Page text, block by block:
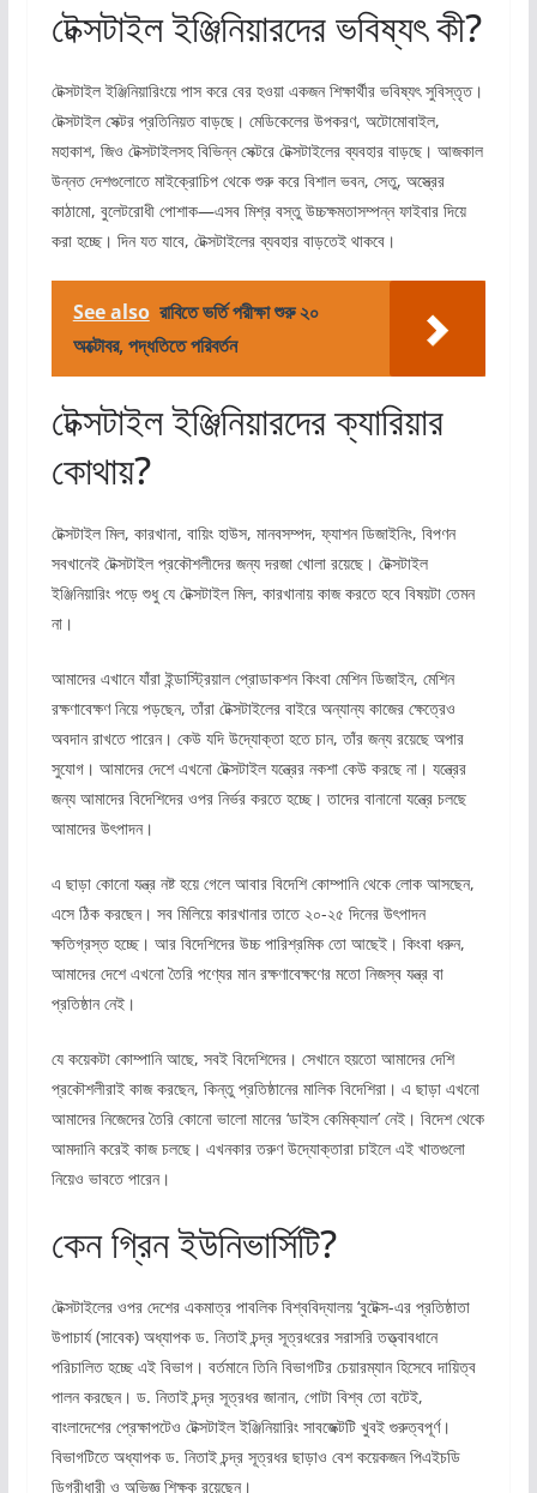
টেক্সটাইল ইঞ্জিনিয়ারদের ভবিষ্যৎ কী?
টেক্সটাইল ইঞ্জিনিয়ারিংয়ে পাস করে বের হওয়া একজন শিক্ষার্থীর ভবিষ্যৎ সুবিস্তৃত।
টেক্সটাইল সেক্টর প্রতিনিয়ত বাড়ছে। মেডিকেলের উপকরণ, অটোমোবাইল,
মহাকাশ, জিও টেক্সটাইলসহ বিভিন্ন সেক্টরে টেক্সটাইলের ব্যবহার বাড়ছে। আজকাল
উন্নত দেশগুলোতে মাইক্রোচিপ থেকে শুরু করে বিশাল ভবন, সেতু, অস্ত্রের
কাঠামো, বুলেটরোধী পোশাক—এসব মিশ্র বস্তু উচ্চক্ষমতাসম্পন্ন ফাইবার দিয়ে
করা হচ্ছে। দিন যত যাবে, টেক্সটাইলের ব্যবহার বাড়তেই থাকবে।
See also রাবিতে ভর্তি পরীক্ষা শুরু ২০
অক্টোবর, পদ্ধতিতে পরিবর্তন
টেক্সটাইল ইঞ্জিনিয়ারদের ক্যারিয়ার
কোথায়?
টেক্সটাইল মিল, কারখানা, বায়িং হাউস, মানবসম্পদ, ফ্যাশন ডিজাইনিং, বিপণন
সবখানেই টেক্সটাইল প্রকৌশলীদের জন্য দরজা খোলা রয়েছে। টেক্সটাইল
ইঞ্জিনিয়ারিং পড়ে শুধু যে টেক্সটাইল মিল, কারখানায় কাজ করতে হবে বিষয়টা তেমন
না।
আমাদের এখানে যাঁরা ইন্ডাস্ট্রিয়াল প্রোডাকশন কিংবা মেশিন ডিজাইন, মেশিন
রক্ষণাবেক্ষণ নিয়ে পড়ছেন, তাঁরা টেক্সটাইলের বাইরে অন্যান্য কাজের ক্ষেত্রেও
অবদান রাখতে পারেন। কেউ যদি উদ্যোক্তা হতে চান, তাঁর জন্য রয়েছে অপার
সুযোগ। আমাদের দেশে এখনো টেক্সটাইল যন্ত্রের নকশা কেউ করছে না। যন্ত্রের
জন্য আমাদের বিদেশিদের ওপর নির্ভর করতে হচ্ছে। তাদের বানানো যন্ত্রে চলছে
আমাদের উৎপাদন।
এ ছাড়া কোনো যন্ত্র নষ্ট হয়ে গেলে আবার বিদেশি কোম্পানি থেকে লোক আসছেন,
এসে ঠিক করছেন। সব মিলিয়ে কারখানার তাতে ২০-২৫ দিনের উৎপাদন
ক্ষতিগ্রস্ত হচ্ছে। আর বিদেশিদের উচ্চ পারিশ্রমিক তো আছেই। কিংবা ধরুন,
আমাদের দেশে এখনো তৈরি পণ্যের মান রক্ষণাবেক্ষণের মতো নিজস্ব যন্ত্র বা
প্রতিষ্ঠান নেই।
যে কয়েকটা কোম্পানি আছে, সবই বিদেশিদের। সেখানে হয়তো আমাদের দেশি
প্রকৌশলীরাই কাজ করছেন, কিন্তু প্রতিষ্ঠানের মালিক বিদেশিরা। এ ছাড়া এখনো
আমাদের নিজেদের তৈরি কোনো ভালো মানের ‘ডাইস কেমিক্যাল’ নেই। বিদেশ থেকে
আমদানি করেই কাজ চলছে। এখনকার তরুণ উদ্যোক্তারা চাইলে এই খাতগুলো
নিয়েও ভাবতে পারেন।
কেন গ্রিন ইউনিভার্সিটি?
টেক্সটাইলের ওপর দেশের একমাত্র পাবলিক বিশ্ববিদ্যালয় ‘বুটেক্স-এর প্রতিষ্ঠাতা
উপাচার্য (সাবেক) অধ্যাপক ড. নিতাই চন্দ্র সূত্রধরের সরাসরি তত্ত্বাবধানে
পরিচালিত হচ্ছে এই বিভাগ। বর্তমানে তিনি বিভাগটির চেয়ারম্যান হিসেবে দায়িত্ব
পালন করছেন। ড. নিতাই চন্দ্র সূত্রধর জানান, গোটা বিশ্ব তো বটেই,
বাংলাদেশের প্রেক্ষাপটেও টেক্সটাইল ইঞ্জিনিয়ারিং সাবজেক্টটি খুবই গুরুত্বপূর্ণ।
বিভাগটিতে অধ্যাপক ড. নিতাই চন্দ্র সূত্রধর ছাড়াও বেশ কয়েকজন পিএইচডি
ডিগ্রীধারী ও অভিজ্ঞ শিক্ষক রয়েছেন।